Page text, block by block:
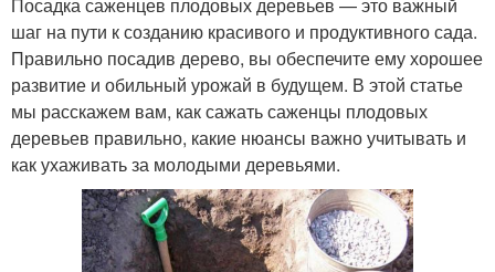
Посадка саженцев плодовых деревьев — это важный
шаг на пути к созданию красивого и продуктивного сада.
Правильно посадив дерево, вы обеспечите ему хорошее
развитие и обильный урожай в будущем. В этой статье
мы расскажем вам, как сажать саженцы плодовых
деревьев правильно, какие нюансы важно учитывать и
как ухаживать за молодыми деревьями.